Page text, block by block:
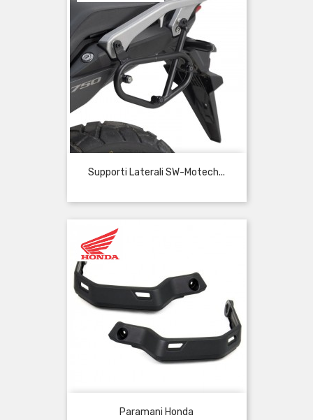
Supporti Laterali SW-Motech...
Paramani Honda